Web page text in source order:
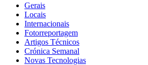
Gerais
Locais
Internacionais
Fotorreportagem
Artigos Técnicos
Crónica Semanal
Novas Tecnologias